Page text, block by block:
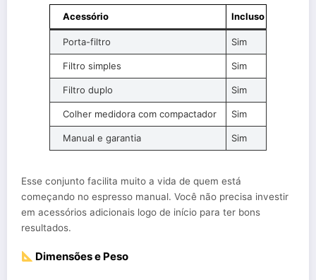
Acessório Incluso
Porta-filtro Sim
Filtro simples Sim
Filtro duplo Sim
Colher medidora com compactador Sim
Manual e garantia Sim
Esse conjunto facilita muito a vida de quem está
começando no espresso manual. Você não precisa investir
em acessórios adicionais logo de início para ter bons
resultados.
Dimensões e Peso